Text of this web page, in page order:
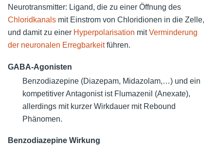
Neurotransmitter: Ligand, die zu einer Öffnung des
Chloridkanals mit Einstrom von Chloridionen in die Zelle,
und damit zu einer Hyperpolarisation mitVerminderung
der neuronalen Erregbarkeitführen.
GABA-Agonisten
Benzodiazepine (Diazepam, Midazolam,…) und ein
kompetitiver Antagonist ist Flumazenil (Anexate),
allerdings mit kurzer Wirkdauer mit Rebound
Phänomen.
Benzodiazepine Wirkung